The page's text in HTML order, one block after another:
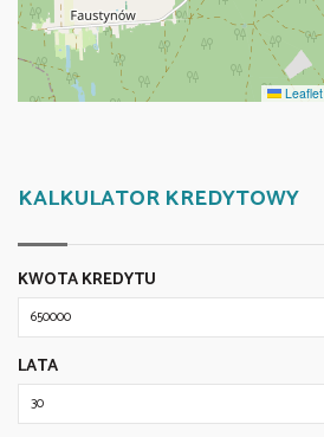
Leaflet
KALKULATOR KREDYTOWY
KWOTA KREDYTU
LATA